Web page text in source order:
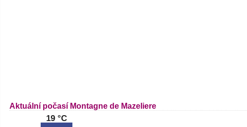
Aktuální počasí Montagne de Mazeliere
19 °C